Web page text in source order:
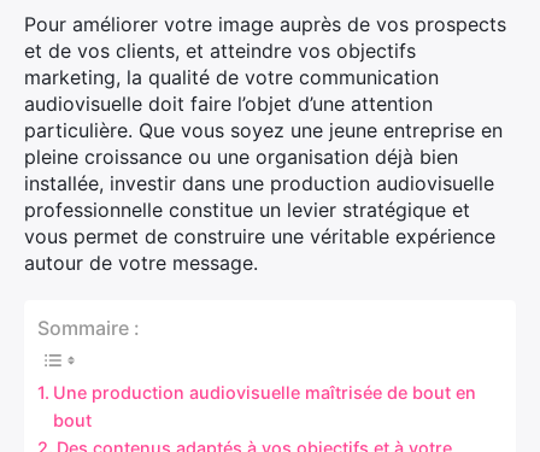
Pour améliorer votre image auprès de vos prospects
et de vos clients, et atteindre vos objectifs
marketing, la qualité de votre communication
audiovisuelle doit faire l’objet d’une attention
particulière. Que vous soyez une jeune entreprise en
pleine croissance ou une organisation déjà bien
installée, investir dans une production audiovisuelle
professionnelle constitue un levier stratégique et
vous permet de construire une véritable expérience
autour de votre message.
Sommaire :
Une production audiovisuelle maîtrisée de bout en
bout